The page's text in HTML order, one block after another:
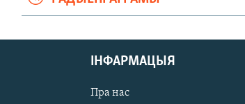
ІНФАРМАЦЫЯ
Пра нас